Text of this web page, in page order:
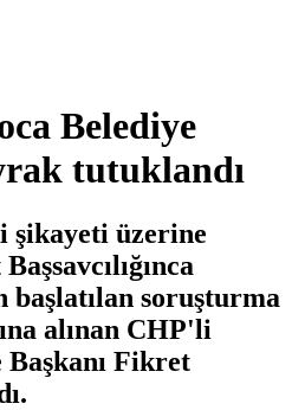
Belediye
tutuklandı
şikayeti üzerine
soruşturma
alınan CHP'li
Başkanı Fikret